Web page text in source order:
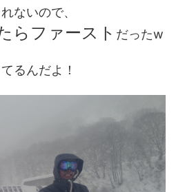
ないので、
らファースト だったw
るんだよ！